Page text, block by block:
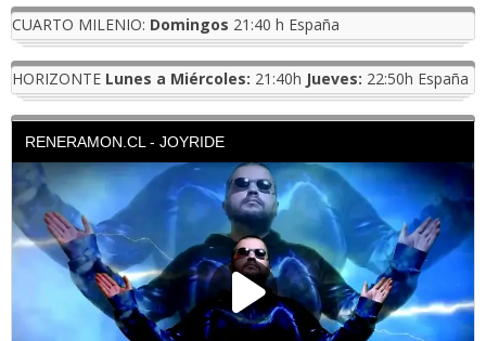
CUARTO MILENIO: Domingos 21:40 h España
HORIZONTE Lunes a Miércoles: 21:40h Jueves: 22:50h España